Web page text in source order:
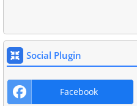
Social Plugin
Facebook